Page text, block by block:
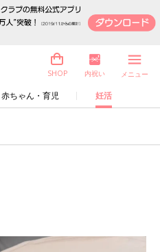
赤ちゃん・育児 妊活
SHOP 内祝い メニュー